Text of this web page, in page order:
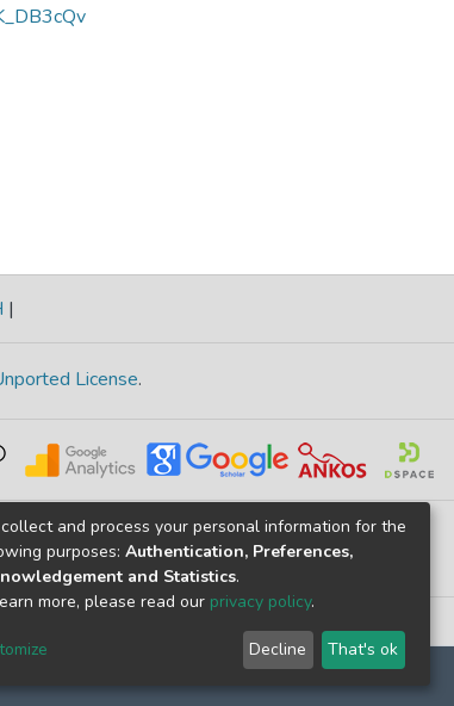
|
License.
and process your personal information for the
purposes: Authentication, Preferences,
and Statistics.
more, please read our privacy policy.
Decline That's ok